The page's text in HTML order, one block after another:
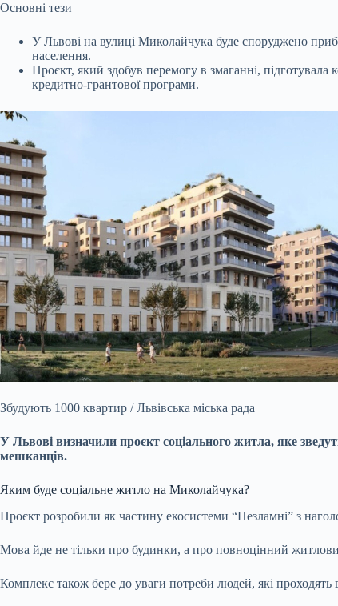
Основні тези
У Львові на вулиці Миколайчука буде споруджено
населення.
Проєкт, який здобув перемогу в змаганні,
кредитно-грантової програми.
Збудують 1000 квартир / Львівська міська рада
У Львові визначили проєкт соціального житла, яке
мешканців.
Яким буде соціальне житло на Миколайчука?
Проєкт розробили як частину екосистеми “Незламні” з
Мова йде не тільки про будинки, а про повноцінний
Комплекс також бере до уваги потреби людей, які